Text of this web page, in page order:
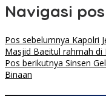
Navigasi pos
Pos sebelumnya Kapolri
Masjid Baeitul rahmah di
Pos berikutnya Sinsen
Binaan